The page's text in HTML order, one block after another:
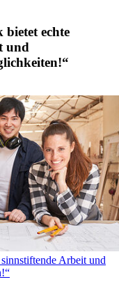
bietet echte
und
Arbeit und